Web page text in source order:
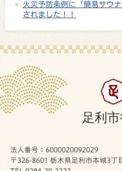
火災予防条例に「簡易サウ
されました！！
足利
法人番号：6000020092029
〒326-8601 栃木県足利市本城3丁